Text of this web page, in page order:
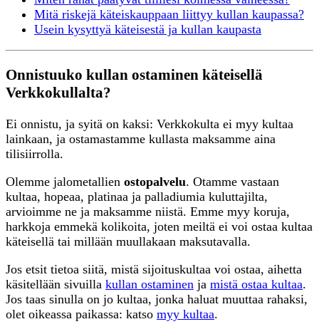
Mitä riskejä käteiskauppaan liittyy kullan kaupassa?
Usein kysyttyä käteisestä ja kullan kaupasta
Onnistuuko kullan ostaminen käteisellä
Verkkokullalta?
Ei onnistu, ja syitä on kaksi: Verkkokulta ei myy kultaa
lainkaan, ja ostamastamme kullasta maksamme aina
tilisiirrolla.
Olemme jalometallien ostopalvelu. Otamme vastaan
kultaa, hopeaa, platinaa ja palladiumia kuluttajilta,
arvioimme ne ja maksamme niistä. Emme myy koruja,
harkkoja emmekä kolikoita, joten meiltä ei voi ostaa kultaa
käteisellä tai millään muullakaan maksutavalla.
Jos etsit tietoa siitä, mistä sijoituskultaa voi ostaa, aihetta
käsitellään sivuilla kullan ostaminen ja mistä ostaa kultaa.
Jos taas sinulla on jo kultaa, jonka haluat muuttaa rahaksi,
olet oikeassa paikassa: katso myy kultaa.